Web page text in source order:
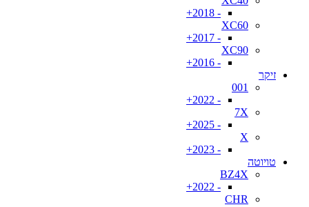
- 2018+
XC60
- 2017+
XC90
- 2016+
זיקר
001
- 2022+
7X
- 2025+
X
- 2023+
טויוטה
BZ4X
- 2022+
CHR